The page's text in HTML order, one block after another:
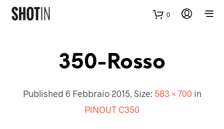
0
350-Rosso
Published 6 Febbraio 2015. Size: 583 × 700in
PINOUT C350